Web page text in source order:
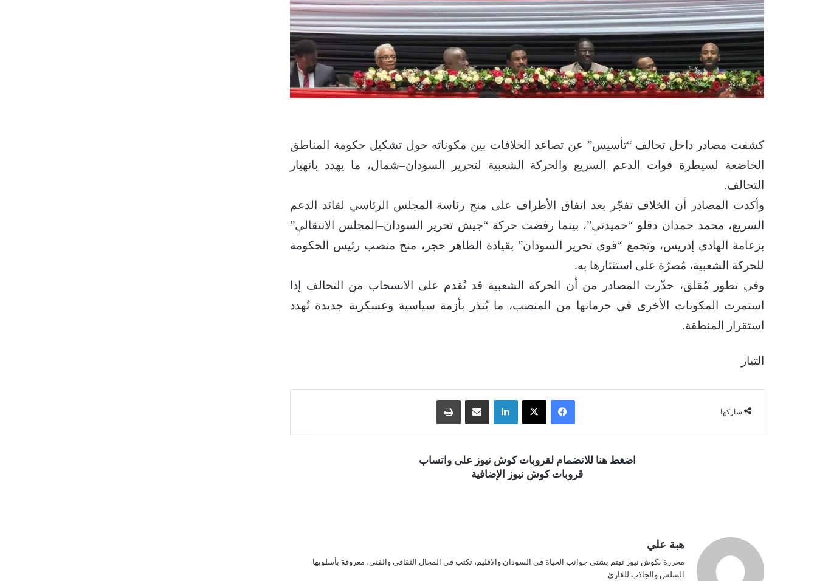
كشفت مصادر داخل تحالف “تأسيس” عن تصاعد الخلافات بين مكوناته حول تشكيل حكومة المناطق
الخاضعة لسيطرة قوات الدعم السريع والحركة الشعبية لتحرير السودان–شمال، ما يهدد بانهيار
التحالف.
وأكدت المصادر أن الخلاف تفجّر بعد اتفاق الأطراف على منح رئاسة المجلس الرئاسي لقائد الدعم
السريع، محمد حمدان دقلو “حميدتي”، بينما رفضت حركة “جيش تحرير السودان–المجلس الانتقالي”
بزعامة الهادي إدريس، وتجمع “قوى تحرير السودان” بقيادة الطاهر حجر، منح منصب رئيس الحكومة
للحركة الشعبية، مُصرّة على استئثارها به.
وفي تطور مُقلق، حذّرت المصادر من أن الحركة الشعبية قد تُقدم على الانسحاب من التحالف إذا
استمرت المكونات الأخرى في حرمانها من المنصب، ما يُنذر بأزمة سياسية وعسكرية جديدة تُهدد
استقرار المنطقة.
التيار
شاركها
فيسبوك ‫X لينكدإن مشاركة عبر البريد
اضغط هنا للانضمام لقروبات كوش نيوز على واتساب
قروبات كوش نيوز الإضافية
هبة علي
محررة بكوش نيوز تهتم بشتى جوانب الحياة في السودان والاقليم، تكتب في المجال الثقافي والفني، معروفة بأسلوبها
السلس والجاذب للقارئ.